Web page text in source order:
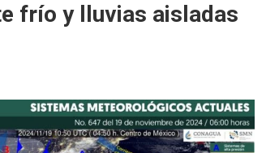
frío y lluvias aisladas